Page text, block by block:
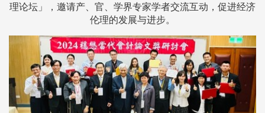
理论坛」，邀请产、官、学界专家学者交流互动，促进经济
伦理的发展与进步。